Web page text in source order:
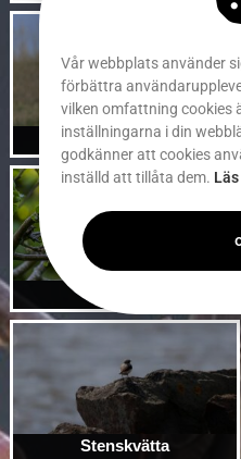
Stellers havsörn
Stenskvätta
Vår webbplats använder
förbättra
vilken omfattning cookies
inställningarna i din
godkänner att cookies
inställd att tillåta dem.